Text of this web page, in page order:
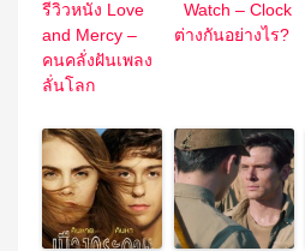
รีวิวหนัง Love
and Mercy –
คนคลั่งฝันเพลง
ลั่นโลก
Watch – Clock
ต่างกันอย่างไร?